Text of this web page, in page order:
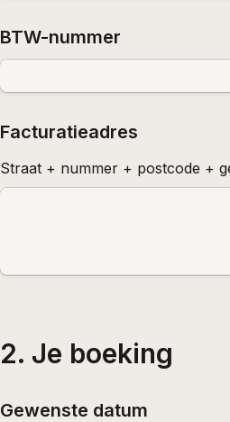
BTW-nummer
Facturatieadres
Straat + nummer + postcode +
2. Je boeking
Gewenste datum